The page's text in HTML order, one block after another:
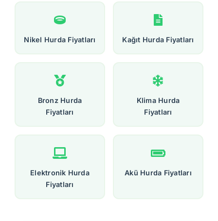
Nikel Hurda Fiyatları Kağıt Hurda Fiyatları
Bronz Hurda
Fiyatları
Klima Hurda
Fiyatları
Elektronik Hurda
Fiyatları
Akü Hurda Fiyatları